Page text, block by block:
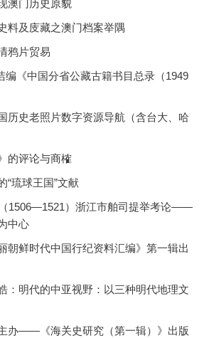
澳门历史原貌
料及庋藏之澳门档案举隅
鸦片贸易
编《中国分省公藏古籍书目总录（1949
历史老照片数字资源导航（含台大、哈
的评论与商榷
“琉球王国”文献
1506—1521）浙江市舶司提举考论——
中心
朝鲜时代中国行纪资料汇编》第一辑出
：明代的中亚视野：以三种明代地理文
办——《海关史研究（第一辑）》出版